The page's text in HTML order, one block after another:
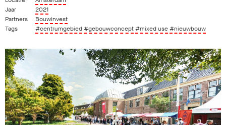
Jaar
2021
Partners
Bouwinvest
Tags
#centrumgebied#gebouwconcept#mixed use#nieuwbouw